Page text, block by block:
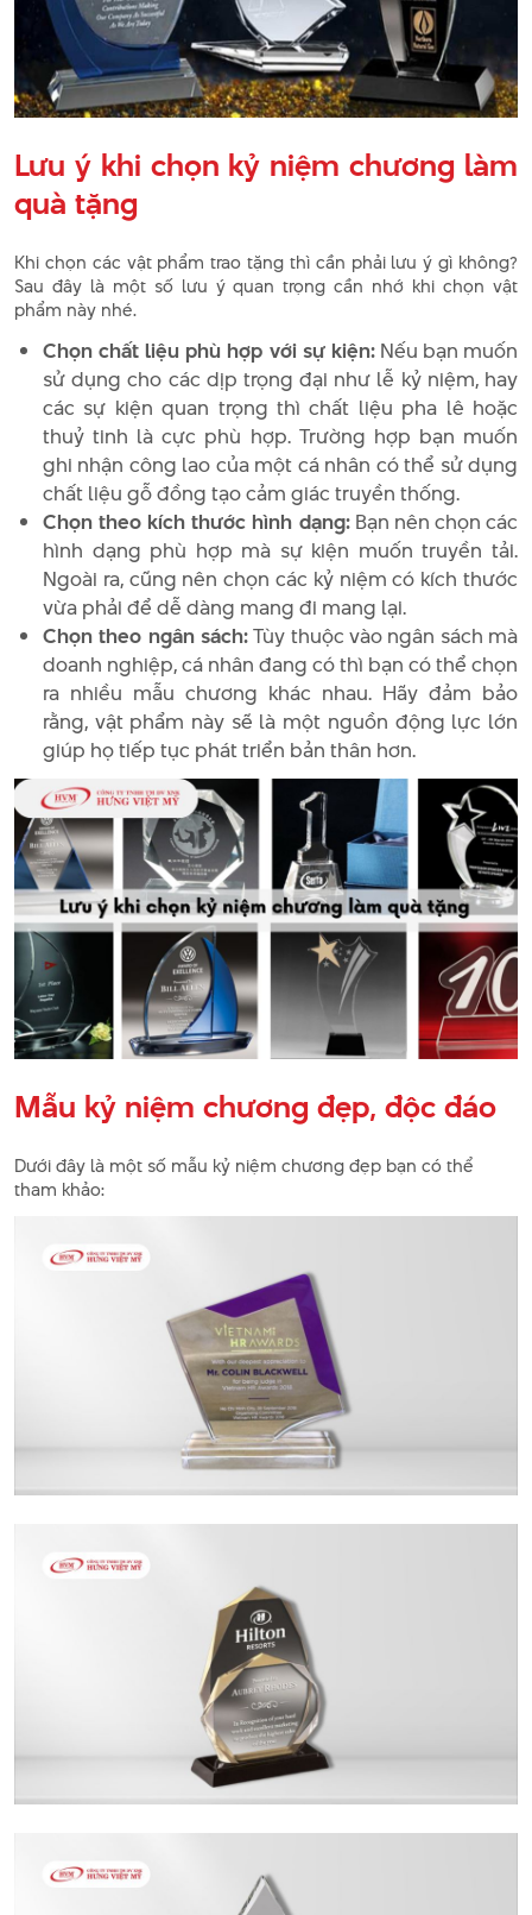
Lưu ý khi chọn kỷ niệm chương làm
quà tặng
Khi chọn các vật phẩm trao tặng thì cần phải lưu ý gì không?
Sau đây là một số lưu ý quan trọng cần nhớ khi chọn vật
phẩm này nhé.
Chọn chất liệu phù hợp với sự kiện:Nếu bạn muốn
sử dụng cho các dịp trọng đại như lễ kỷ niệm, hay
các sự kiện quan trọng thì chất liệu pha lê hoặc
thuỷ tinh là cực phù hợp. Trường hợp bạn muốn
ghi nhận công lao của một cá nhân có thể sử dụng
chất liệu gỗ đồng tạo cảm giác truyền thống.
Chọn theo kích thước hình dạng:Bạn nên chọn các
hình dạng phù hợp mà sự kiện muốn truyền tải.
Ngoài ra, cũng nên chọn các kỷ niệm có kích thước
vừa phải để dễ dàng mang đi mang lại.
Chọn theo ngân sách:Tùy thuộc vào ngân sách mà
doanh nghiệp, cá nhân đang có thì bạn có thể chọn
ra nhiều mẫu chương khác nhau. Hãy đảm bảo
rằng, vật phẩm này sẽ là một nguồn động lực lớn
giúp họ tiếp tục phát triển bản thân hơn.
Mẫu kỷ niệm chương đẹp, độc đáo
Dưới đây là một số mẫu kỷ niệm chương đẹp bạn có thể
tham khảo: